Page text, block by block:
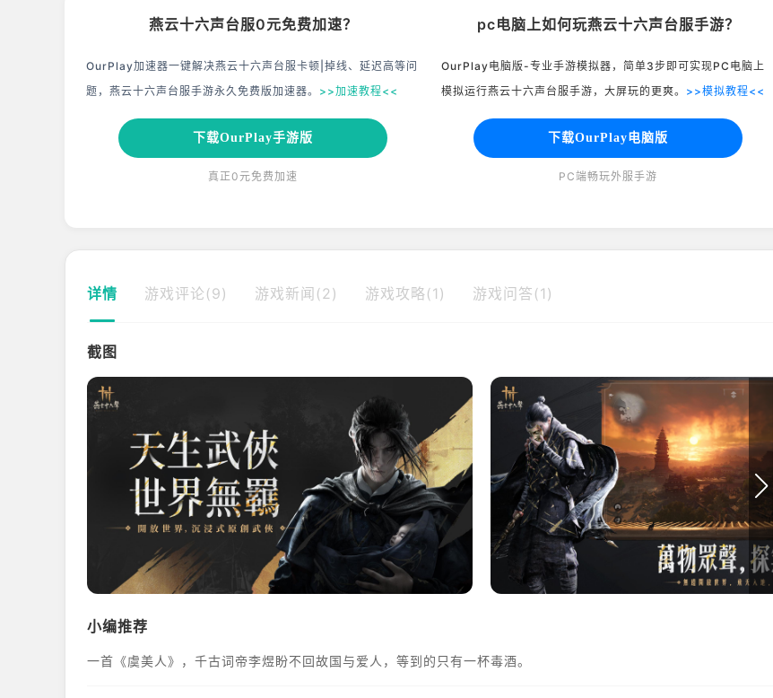
燕云十六声台服0元免费加速？
OurPlay加速器一键解决燕云十六声台服卡顿|掉线、延迟高等问
题，燕云十六声台服手游永久免费版加速器。 >>加速教程<<
下载OurPlay手游版
真正0元免费加速
pc电脑上如何玩燕云十六声台服手游？
OurPlay电脑版-专业手游模拟器，简单3步即可实现PC电脑上
模拟运行燕云十六声台服手游，大屏玩的更爽。 >>模拟教程<<
下载OurPlay电脑版
PC端畅玩外服手游
详情 游戏评论(9) 游戏新闻(2) 游戏攻略(1) 游戏问答(1)
截图
小编推荐
一首《虞美人》，千古词帝李煜盼不回故国与爱人，等到的只有一杯毒酒。